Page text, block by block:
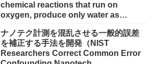
chemical reactions that run on
oxygen, produce only water as
ナノテク計測を混乱させる一般的誤差
を補正する手法を開発（NIST
Researchers Correct Common Error